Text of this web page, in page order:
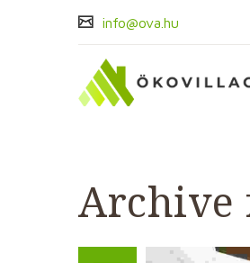
info@ova.hu
Archive